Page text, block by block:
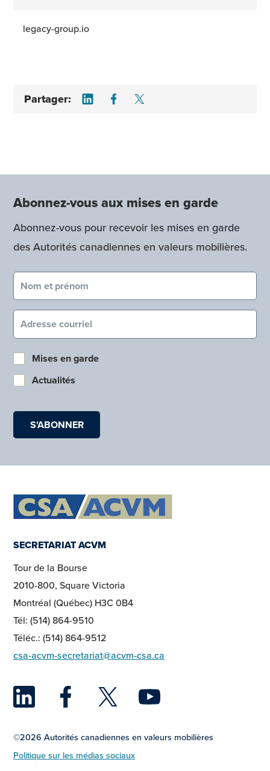
legacy-group.io
Partager: Share on LinkedIn
Share on Facebook
Abonnez-vous aux mises en garde
Abonnez-vous pour recevoir les mises en garde
des Autorités canadiennes en valeurs mobilières.
Nom et prénom (obligatoire)
Courriel (obligatoire)
Mises en garde
Actualités
SECRETARIAT ACVM
Tour de la Bourse
2010-800, Square Victoria
Montréal (Québec) H3C 0B4
Tél: (514) 864-9510
Téléc.: (514) 864-9512
csa-acvm-secretariat@acvm-csa.ca
LinkedIn
Facebook
Twitter
©2026 Autorités canadiennes en valeurs mobilières
Politique sur les médias sociaux